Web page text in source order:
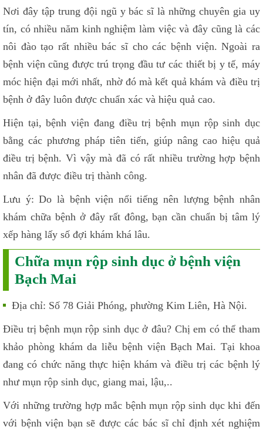
Nơi đây tập trung đội ngũ y bác sĩ là những chuyên gia uy
tín, có nhiều năm kinh nghiệm làm việc và đây cũng là các
nôi đào tạo rất nhiều bác sĩ cho các bệnh viện. Ngoài ra
bệnh viện cũng được trú trọng đầu tư các thiết bị y tế, máy
móc hiện đại mới nhất, nhờ đó mà kết quả khám và điều trị
bệnh ở đây luôn được chuẩn xác và hiệu quả cao.
Hiện tại, bệnh viện đang điều trị bệnh mụn rộp sinh dục
bằng các phương pháp tiên tiến, giúp nâng cao hiệu quả
điều trị bệnh. Vì vậy mà đã có rất nhiều trường hợp bệnh
nhân đã được điều trị thành công.
Lưu ý: Do là bệnh viện nổi tiếng nên lượng bệnh nhân
khám chữa bệnh ở đây rất đông, bạn cần chuẩn bị tâm lý
xếp hàng lấy số đợi khám khá lâu.
Chữa mụn rộp sinh dục ở bệnh viện
Bạch Mai
Địa chỉ: Số 78 Giải Phóng, phường Kim Liên, Hà Nội.
Điều trị bệnh mụn rộp sinh dục ở đâu? Chị em có thể tham
khảo phòng khám da liễu bệnh viện Bạch Mai. Tại khoa
đang có chức năng thực hiện khám và điều trị các bệnh lý
như mụn rộp sinh dục, giang mai, lậu,..
Với những trường hợp mắc bệnh mụn rộp sinh dục khi đến
với bệnh viện bạn sẽ được các bác sĩ chỉ định xét nghiệm